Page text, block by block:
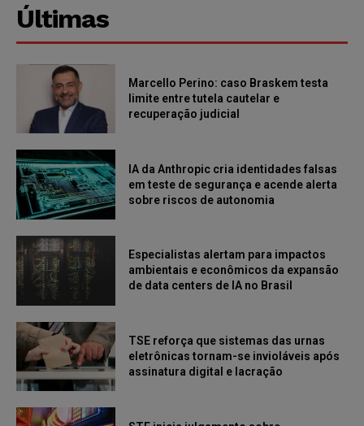
Últimas
Marcello Perino: caso Braskem testa
limite entre tutela cautelar e
recuperação judicial
IA da Anthropic cria identidades falsas
em teste de segurança e acende alerta
sobre riscos de autonomia
Especialistas alertam para impactos
ambientais e econômicos da expansão
de data centers de IA no Brasil
TSE reforça que sistemas das urnas
eletrônicas tornam-se invioláveis após
assinatura digital e lacração